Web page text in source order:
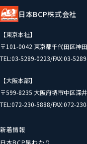
日本BCP株式会社
【東京本社】
〒101-0042 東京都千代田区神
TEL:03-5289-0223/FAX:03-
【大阪本部】
〒599-8235 大阪府堺市中区深
TEL:072-230-5888/FAX:072-
新着情報